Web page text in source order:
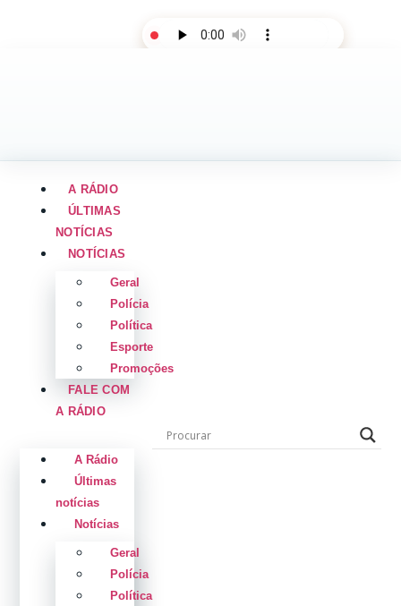
A RÁDIO
ÚLTIMAS
NOTÍCIAS
NOTÍCIAS
Geral
Polícia
Política
Esporte
Promoções
FALE COM
A RÁDIO
A Rádio
Últimas
notícias
Notícias
Geral
Polícia
Política